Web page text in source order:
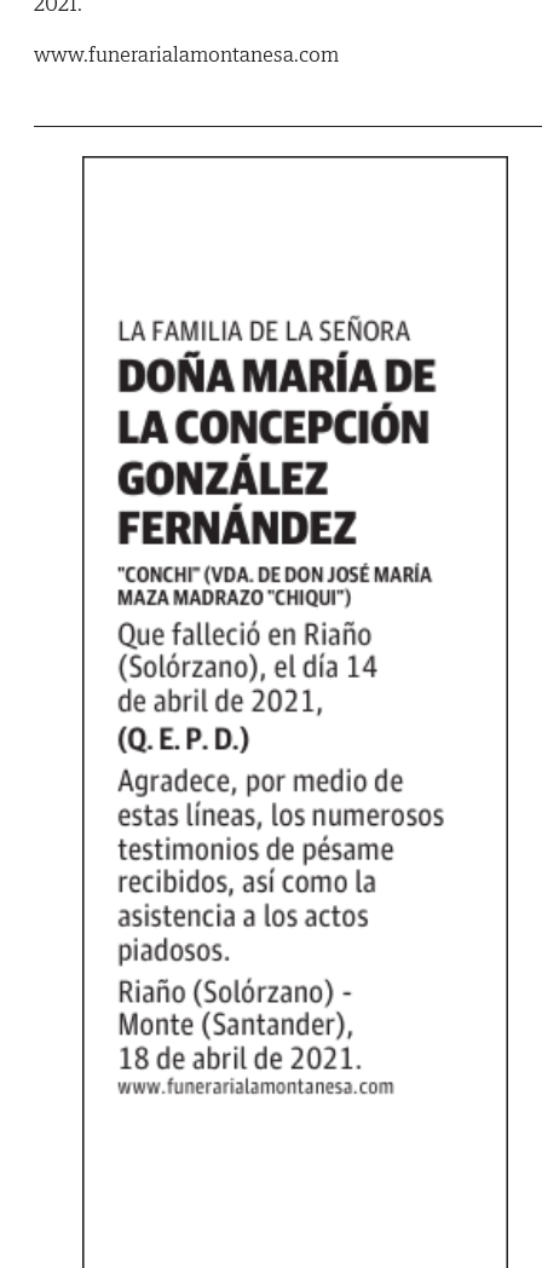
www.funerarialamontanesa.com